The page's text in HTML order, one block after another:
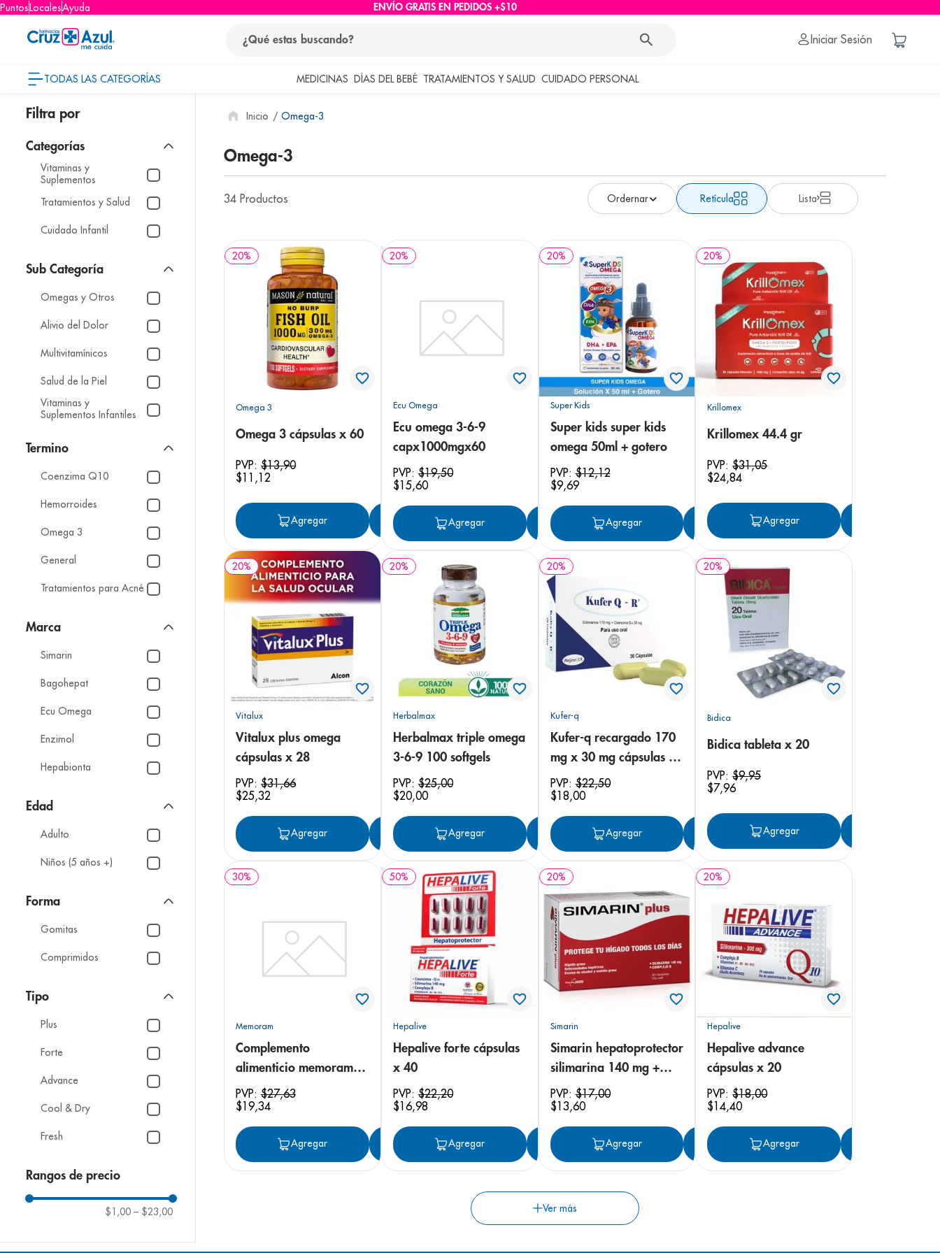
PuntosLocalesAyuda ENVÍO GRATIS EN PEDIDOS +$10
Iniciar Sesión
TODAS LAS CATEGORÍAS MEDICINAS DÍAS DEL BEBÉ TRATAMIENTOS Y SALUD CUIDADO PERSONAL
Vitaminas y
Suplementos
Tratamientos y Salud
Cuidado Infantil
Omegas y Otros
Alivio del Dolor
Multivitamínicos
Salud de la Piel
Vitaminas y
Suplementos Infantiles
Coenzima Q10
Hemorroides
Omega 3
General
Tratamientos para Acné
Marca
Simarin
Bagohepat
Ecu Omega
Enzimol
Hepabionta
Gelcavit
Mostrar 16 más
Edad
Adulto
Niños (5 años +)
Forma
Gomitas
Comprimidos
Tipo
Plus
Forte
Advance
Cool & Dry
Fresh
Rangos de precio
$1,00 – $23,00
Omega-3
Omega-3
34 Productos Retícula Lista
20%
Omega 3
Omega 3 cápsulas x 60
PVP: $13,90
$11 ,12
Agregar Agregar
20%
Ecu Omega
Ecu omega 3-6-9
capx1000mgx60
PVP:$19,50
$15,60
Agregar Agregar
20%
Super Kids
Super kids super kids
omega 50ml + gotero
PVP:$12,12
$9,69
Agregar Agregar
20%
Krillomex
Krillomex 44.4 gr
PVP:$31,05
$24,84
Agregar
20%
Vitalux
Vitalux plus omega
cápsulas x 28
PVP: $31,66
$25,32
Agregar Agregar
20%
Herbalmax
Herbalmax triple omega
3-6-9 100 softgels
PVP:$25,00
$20,00
Agregar Agregar
20%
Kufer-q
Kufer-q recargado 170
mg x 30 mg cápsulas x
30
PVP:$22,50
$18,00
Agregar Agregar
20%
Bidica
Bidica tableta x 20
PVP:$9,95
$7,96
Agregar
30%
Memoram
Complemento
alimenticio memoram
gelatina masticable x 27
PVP: $27,63
$19,34
Agregar Agregar
50%
Hepalive
Hepalive forte cápsulas
x 40
PVP:$22,20
$16,98
Agregar Agregar
20%
Simarin
Simarin hepatoprotector
silimarina 140 mg +
complejo b x 40
PVP:$17,00
$13,60
Agregar Agregar
20%
Hepalive
Hepalive advance
cápsulas x 20
PVP:$18,00
$14,40
Agregar
términos más buscados
1. protector solar
eucerin
cerave
6. shampoo
7 bioderma
pediasure
panolini
prueba embarazo